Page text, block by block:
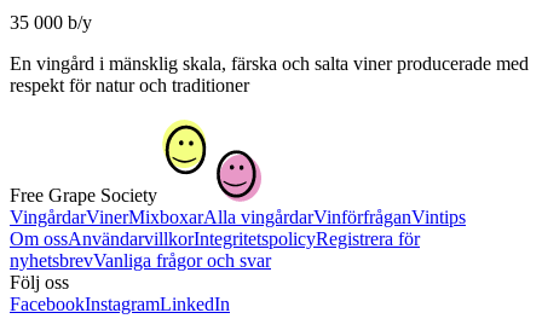
35 000 b/y
En vingård i mänsklig skala, färska och salta viner producerade med
respekt för natur och traditioner
Free Grape Society
VingårdarVinerMixboxarAlla vingårdarVinförfråganVintips
Om ossAnvändarvillkorIntegritetspolicyRegistrera för
nyhetsbrevVanliga frågor och svar
Följ oss
FacebookInstagramLinkedIn